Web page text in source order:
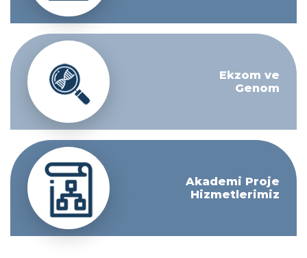
Ekzom ve
Genom
Akademi Proje
Hizmetlerimiz